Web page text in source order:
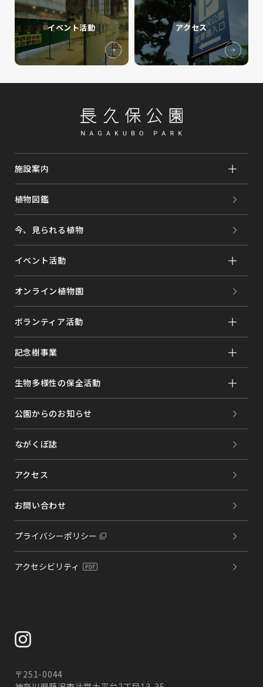
イベント活動 アクセス
施設案内
植物図鑑
今、見られる植物
イベント活動
オンライン植物園
ボランティア活動
記念樹事業
生物多様性の保全活動
公園からのお知らせ
ながくぼ誌
アクセス
お問い合わせ
プライバシーポリシー
アクセシビリティ
〒251-0044